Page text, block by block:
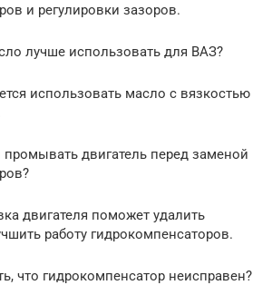
и регулировки зазоров.
лучше использовать для ВАЗ?
использовать масло с вязкостью
двигатель перед заменой
двигателя поможет удалить
работу гидрокомпенсаторов.
что гидрокомпенсатор неисправен?